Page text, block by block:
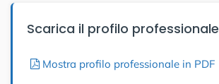
Scarica il profilo professionale
Mostra profilo professionale in PDF